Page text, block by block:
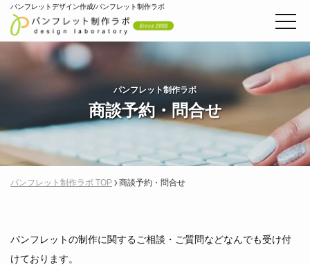
パンフレットデザイン作成/パンフレット制作ラボ
パンフレット制作ラボ
商談予約・問合せ
パンフレット制作ラボ TOP 商談予約・問合せ
パンフレットの制作に関するご相談・ご質問などなんでも受け付
けております。